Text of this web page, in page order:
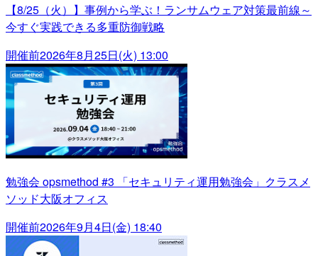
【8/25（火）】事例から学ぶ！ランサムウェア対策最前線～
今すぐ実践できる多重防御戦略
開催前2026年8月25日(火) 13:00
勉強会 opsmethod #3 「セキュリティ運用勉強会」クラスメ
ソッド大阪オフィス
開催前2026年9月4日(金) 18:40